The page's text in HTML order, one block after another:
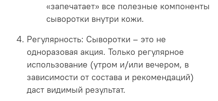
«запечатает» все полезные компоненты
сыворотки внутри кожи.
Регулярность: Сыворотки – это не
одноразовая акция. Только регулярное
использование (утром и/или вечером, в
зависимости от состава и рекомендаций)
даст видимый результат.